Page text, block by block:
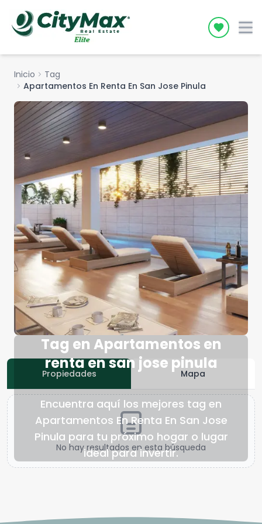
Icon
Inicio chevron_right Tag
chevron_right Apartamentos En Renta En San Jose Pinula
Tag en Apartamentos en
renta en san jose pinula
Encuentra aquí los mejores tag en
Apartamentos En Renta En San Jose
Pinula para tu próximo hogar o lugar
ideal para invertir.
Propiedades Mapa
No hay resultados en esta búsqueda